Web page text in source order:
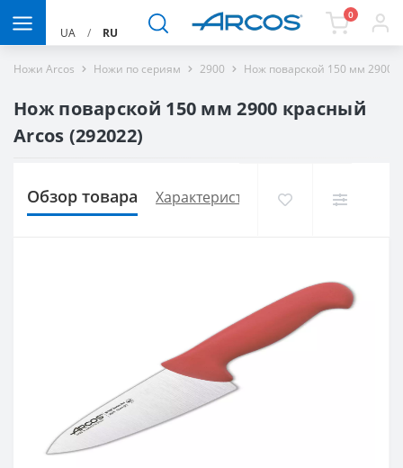
UA / RU
0
Ножи Arcos Ножи по сериям 2900 Нож поварской 150 мм 2900
Нож поварской 150 мм 2900 красный
Arcos (292022)
Обзор товара Характеристики Доставка и